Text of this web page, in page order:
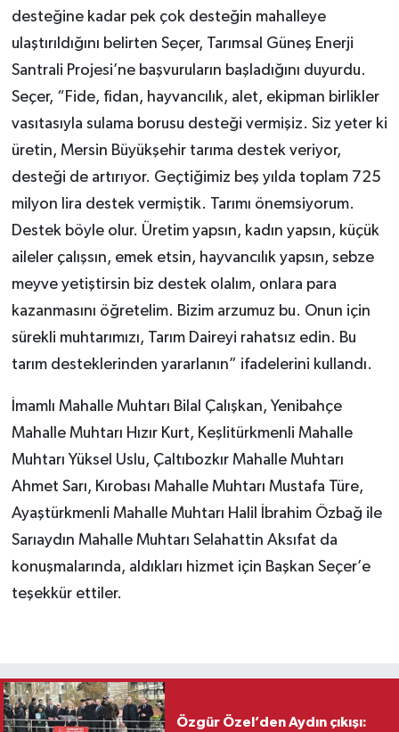
desteğine kadar pek çok desteğin mahalleye
ulaştırıldığını belirten Seçer, Tarımsal Güneş Enerji
Santrali Projesi’ne başvuruların başladığını duyurdu.
Seçer, “Fide, fidan, hayvancılık, alet, ekipman birlikler
vasıtasıyla sulama borusu desteği vermişiz. Siz yeter ki
üretin, Mersin Büyükşehir tarıma destek veriyor,
desteği de artırıyor. Geçtiğimiz beş yılda toplam 725
milyon lira destek vermiştik. Tarımı önemsiyorum.
Destek böyle olur. Üretim yapsın, kadın yapsın, küçük
aileler çalışsın, emek etsin, hayvancılık yapsın, sebze
meyve yetiştirsin biz destek olalım, onlara para
kazanmasını öğretelim. Bizim arzumuz bu. Onun için
sürekli muhtarımızı, Tarım Daireyi rahatsız edin. Bu
tarım desteklerinden yararlanın” ifadelerini kullandı.
İmamlı Mahalle Muhtarı Bilal Çalışkan, Yenibahçe
Mahalle Muhtarı Hızır Kurt, Keşlitürkmenli Mahalle
Muhtarı Yüksel Uslu, Çaltıbozkır Mahalle Muhtarı
Ahmet Sarı, Kırobası Mahalle Muhtarı Mustafa Türe,
Ayaştürkmenli Mahalle Muhtarı Halil İbrahim Özbağ ile
Sarıaydın Mahalle Muhtarı Selahattin Aksıfat da
konuşmalarında, aldıkları hizmet için Başkan Seçer’e
teşekkür ettiler.
Özgür Özel’den Aydın çıkışı: